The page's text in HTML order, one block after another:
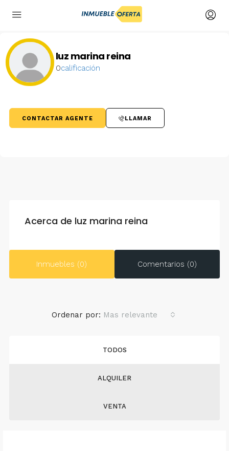
luz marina reina
0calificación
CONTACTAR AGENTE LLAMAR
Acerca de luz marina reina
Inmuebles (0) Comentarios (0)
TODOS
ALQUILER
VENTA
Ordenar por: Mas relevante